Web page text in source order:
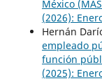
México
(2026):
Hernán
empleado
función
(2025):